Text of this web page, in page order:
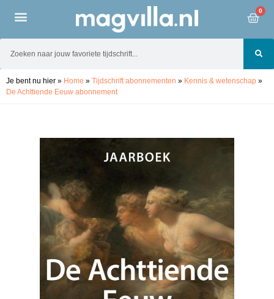
0
Je bent nu hier » Home » Tijdschrift abonnementen » Kennis & wetenschap »
De Achttiende Eeuw abonnement